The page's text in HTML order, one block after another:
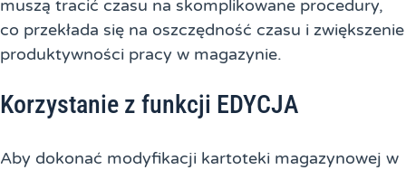
muszą tracić czasu na skomplikowane procedury,
co przekłada się na oszczędność czasu i zwiększenie
produktywności pracy w magazynie.
Korzystanie z funkcji EDYCJA
Aby dokonać modyfikacji kartoteki magazynowej w